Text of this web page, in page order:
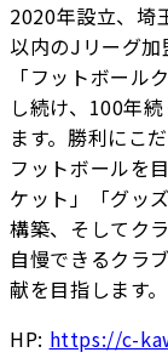
2020年設立、埼
以内のJリーグ加
「フットボール
し続け、100年
ます。勝利にこ
フットボールを
ケット」「グッ
構築、そしてク
自慢できるクラ
献を目指します。
HP: https://c-